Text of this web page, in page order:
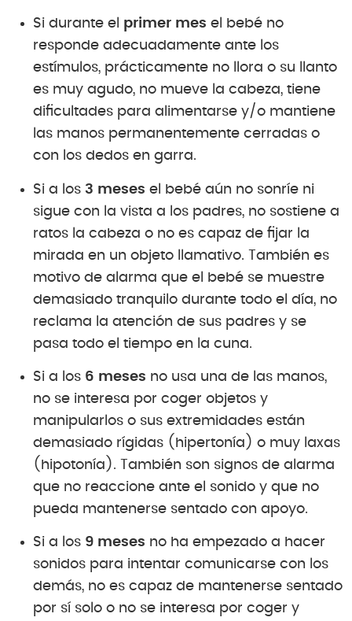
Si durante el primer mes el bebé no
responde adecuadamente ante los
estímulos, prácticamente no llora o su llanto
es muy agudo, no mueve la cabeza, tiene
dificultades para alimentarse y/o mantiene
las manos permanentemente cerradas o
con los dedos en garra.
Si a los 3 meses el bebé aún no sonríe ni
sigue con la vista a los padres, no sostiene a
ratos la cabeza o no es capaz de fijar la
mirada en un objeto llamativo. También es
motivo de alarma que el bebé se muestre
demasiado tranquilo durante todo el día, no
reclama la atención de sus padres y se
pasa todo el tiempo en la cuna.
Si a los 6 meses no usa una de las manos,
no se interesa por coger objetos y
manipularlos o sus extremidades están
demasiado rígidas (hipertonía) o muy laxas
(hipotonía). También son signos de alarma
que no reaccione ante el sonido y que no
pueda mantenerse sentado con apoyo.
Si a los 9 meses no ha empezado a hacer
sonidos para intentar comunicarse con los
demás, no es capaz de mantenerse sentado
por sí solo o no se interesa por coger y